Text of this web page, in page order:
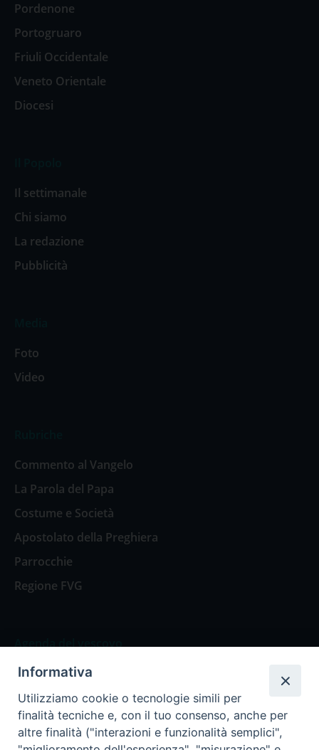
Pordenone
Portogruaro
Friuli Occidentale
Veneto Orientale
Diocesi
Il settimanale
Chi siamo
La redazione
Pubblicità
Foto
Video
Commento al Vangelo
La Parola del Papa
Costume e Società
Apostolato della Preghiera
Parrocchie
Regione FVG
Agenda del vescovo
Agenda del vescovo
Informativa
Utilizziamo cookie o tecnologie simili per
finalità tecniche e, con il tuo consenso, anche per
altre finalità ("interazioni e funzionalità semplici",